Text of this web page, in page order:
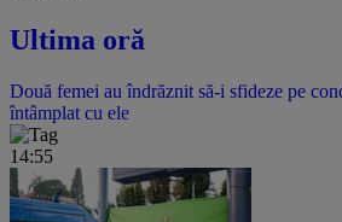
Ultima oră
Două femei au îndrăznit să-i sfideze pe
întâmplat cu ele
14:55